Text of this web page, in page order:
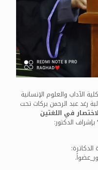
الآداب والعلوم الإنسانية
رغد عبد الرحمن بركات تحت
في اللغتين
بإشراف الدكتور: